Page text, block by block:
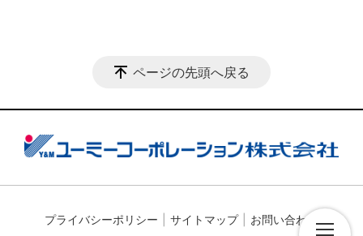
ページの先頭へ戻る
プライバシーポリシー サイトマップ お問い合わせ